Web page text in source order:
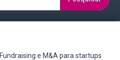
Fundraising e M&A para startups